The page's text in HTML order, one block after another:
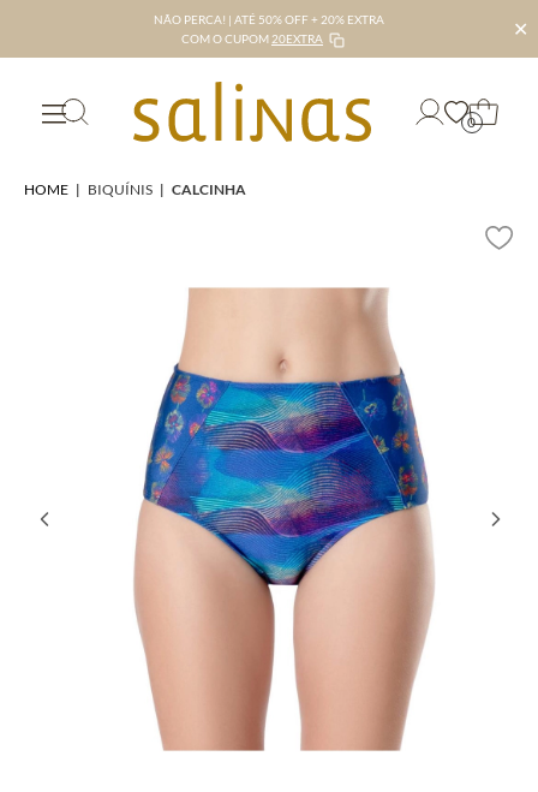
NÃO PERCA! | ATÉ 50% OFF + 20% EXTRA
COM O CUPOM 20EXTRA ✕
0
HOME | BIQUÍNIS | CALCINHA